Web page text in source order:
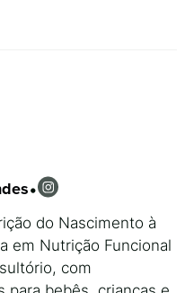
•
do Nascimento à
em Nutrição Funcional
com